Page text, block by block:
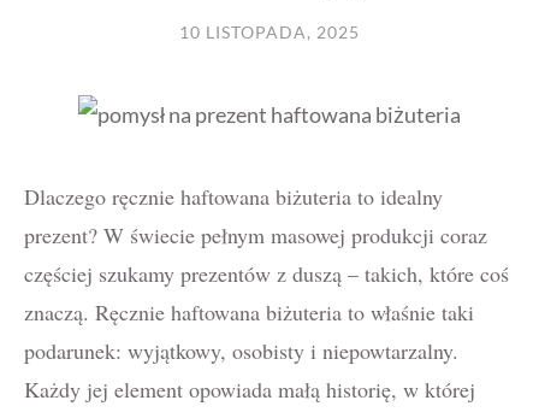
10 LISTOPADA, 2025
Dlaczego ręcznie haftowana biżuteria to idealny
prezent? W świecie pełnym masowej produkcji coraz
częściej szukamy prezentów z duszą – takich, które coś
znaczą. Ręcznie haftowana biżuteria to właśnie taki
podarunek: wyjątkowy, osobisty i niepowtarzalny.
Każdy jej element opowiada małą historię, w której